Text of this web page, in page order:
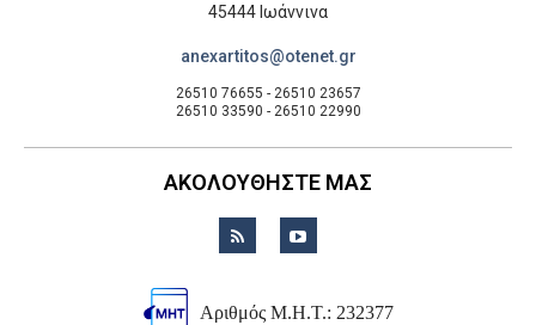
45444 Ιωάννινα
anexartitos@otenet.gr
26510 76655 - 26510 23657
26510 33590 - 26510 22990
ΑΚΟΛΟΥΘΗΣΤΕ ΜΑΣ
Αριθμός Μ.Η.Τ.: 232377